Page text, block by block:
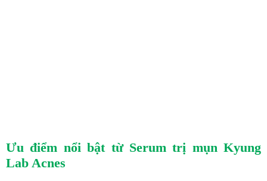
Ưu điểm nổi bật từ Serum trị mụn Kyung
Lab Acnes